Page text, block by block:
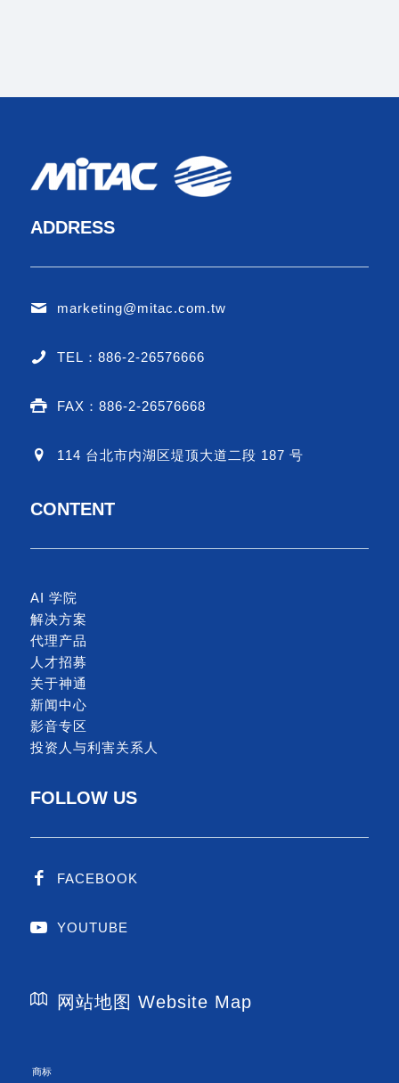
ADDRESS
marketing@mitac.com.tw
TEL：886-2-26576666
FAX：886-2-26576668
114 台北市内湖区堤顶大道二段 187 号
CONTENT
AI 学院
解决方案
代理产品
人才招募
关于神通
新闻中心
影音专区
投资人与利害关系人
FOLLOW US
FACEBOOK
YOUTUBE
网站地图 Website Map
商标